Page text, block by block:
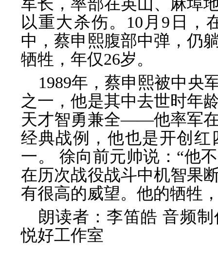
军长，率部在英山、麻埠
以重大杀伤。10月9日，
中，蔡申熙腹部中弹，仍
牺牲，年仅26岁。
1989年，蔡申熙被中央
之一，他是其中去世时年
天才智勇兼全——他率军
经典战例，他也是开创红
一。 徐向前元帅说：“他
在历次战役战斗中机智果
有很高的威望。他的牺牲
朗读者：李笛皓 音频
悦好工作室